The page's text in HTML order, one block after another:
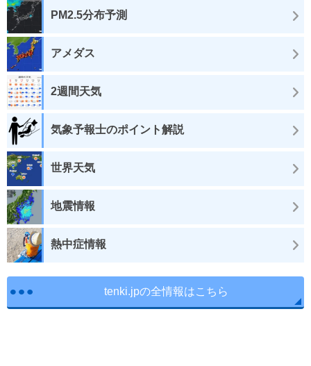
PM2.5分布予測
アメダス
2週間天気
気象予報士のポイント解説
世界天気
地震情報
熱中症情報
tenki.jpの全情報はこちら